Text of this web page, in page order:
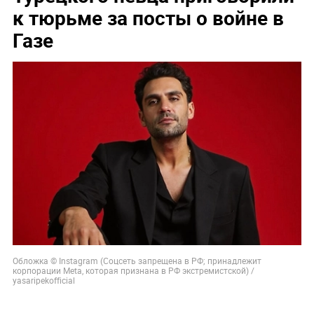
к тюрьме за посты о войне в
Газе
Обложка © Instagram (Соцсеть запрещена в РФ; принадлежит
корпорации Meta, которая признана в РФ экстремистской) /
yasaripekofficial